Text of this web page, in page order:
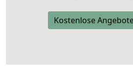
Kostenlose